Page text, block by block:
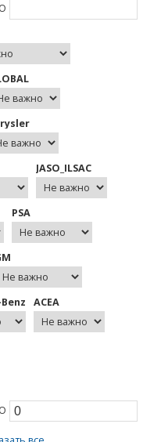
JASO_ILSAC
PSA
ACEA